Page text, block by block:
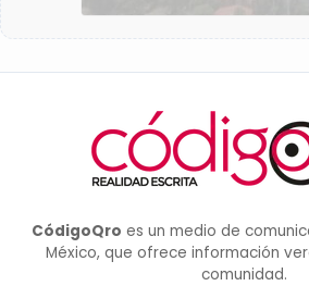
CódigoQro es un medio de
México, que ofrece información
comunidad.